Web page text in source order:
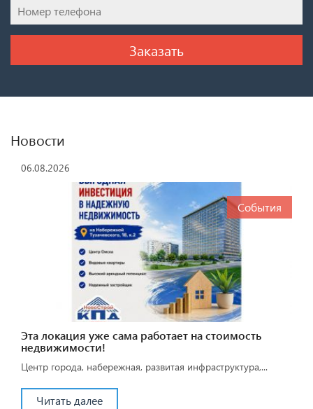
Новости
06.08.2026
События
Эта локация уже сама работает на стоимость
недвижимости!
Центр города, набережная, развитая инфраструктура,...
Читать далее